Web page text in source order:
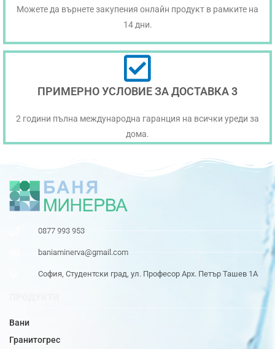
Можете да върнете закупения онлайн продукт в рамките на
14 дни.
ПРИМЕРНО УСЛОВИЕ ЗА ДОСТАВКА 3
2 години пълна международна гаранция на всички уреди за
дома.
0877 993 953
baniaminerva@gmail.com
София, Студентски град, ул. Професор Арх. Петър Ташев 1А
Вани
Гранитогрес